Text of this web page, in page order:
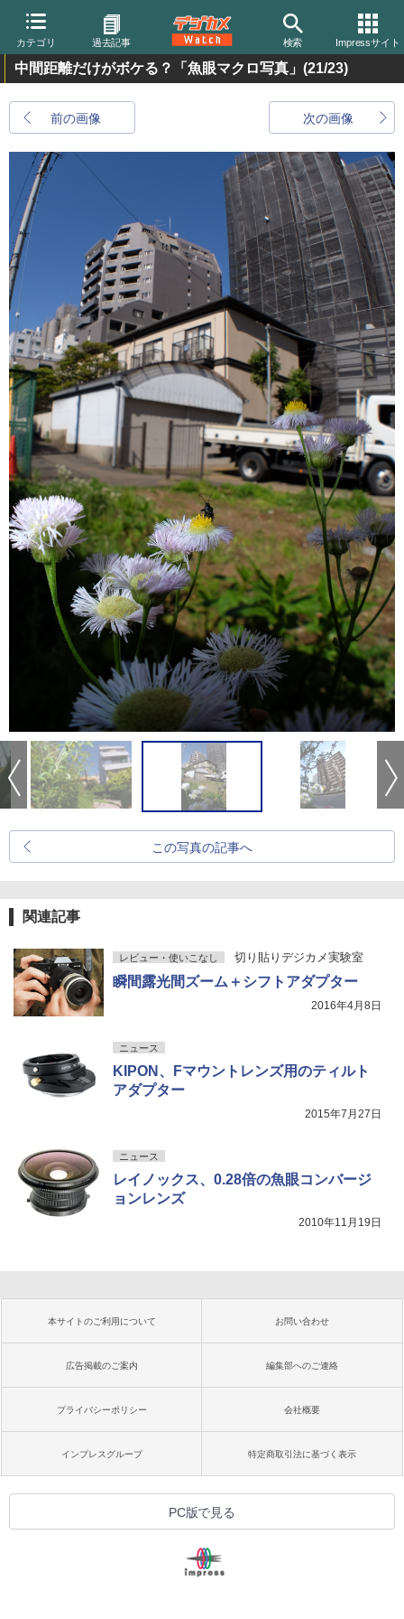
カテゴリ 過去記事 検索 Impressサイト
中間距離だけがボケる？「魚眼マクロ写真」 (21/23)
前の画像 次の画像
この写真の記事へ
関連記事
レビュー・使いこなし 切り貼りデジカメ実験室
瞬間露光間ズーム＋シフトアダプター
2016年4月8日
ニュース
KIPON、Fマウントレンズ用のティルト
アダプター
2015年7月27日
ニュース
レイノックス、0.28倍の魚眼コンバージ
ョンレンズ
2010年11月19日
本サイトのご利用について お問い合わせ
広告掲載のご案内 編集部へのご連絡
プライバシーポリシー 会社概要
インプレスグループ 特定商取引法に基づく表示
PC版で見る